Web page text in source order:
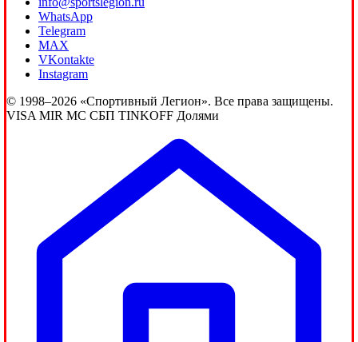
WhatsApp
Telegram
MAX
VKontakte
Instagram
© 1998–2026 «Спортивный Легион». Все права защищены.
VISA MIR MC СБП TINKOFF Долями